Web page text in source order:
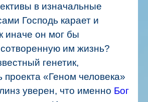
в изначальные
Господь карает и
иначе он мог бы
им жизнь?
генетик,
проекта «Геном человека»
уверен, что именно Бог